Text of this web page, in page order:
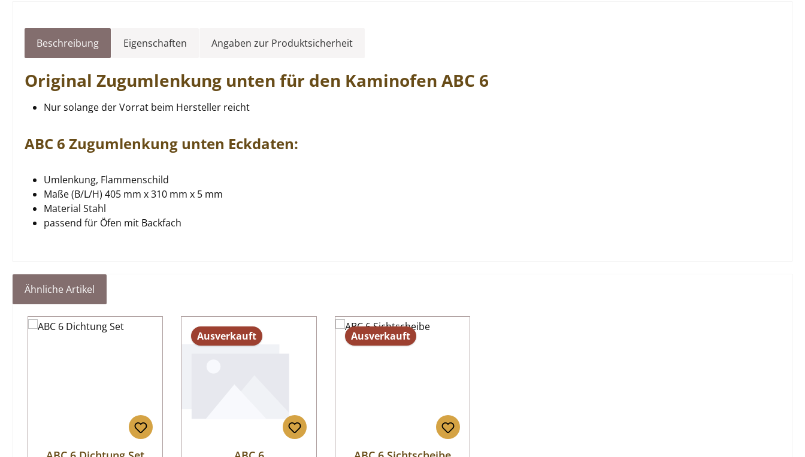
Beschreibung Eigenschaften Angaben zur Produktsicherheit
Original Zugumlenkung unten für den Kaminofen ABC 6
Nur solange der Vorrat beim Hersteller reicht
ABC6 Zugumlenkung unten Eckdaten:
Umlenkung, Flammenschild
Maße (B/L/H) 405 mm x 310 mm x 5 mm
Material Stahl
passend für Öfen mit Backfach
Ähnliche Artikel
Produktgalerie überspringen
Ausverkauft Ausverkauft